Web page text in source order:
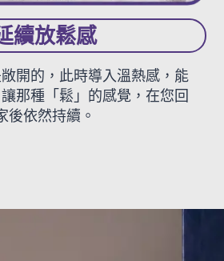
續放鬆感
開的，此時導入溫熱感，能
那種「鬆」的感覺，在您回
後依然持續。